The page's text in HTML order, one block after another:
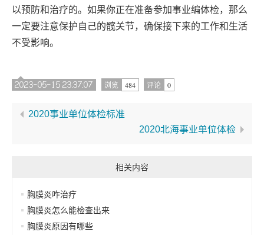
以预防和治疗的。如果你正在准备参加事业编体检，那么
一定要注意保护自己的髋关节，确保接下来的工作和生活
不受影响。
2023-05-15 23:37:07 浏览 484 评论 0
2020事业单位体检标准
2020北海事业单位体检
相关内容
胸膜炎咋治疗
胸膜炎怎么能检查出来
胸膜炎原因有哪些